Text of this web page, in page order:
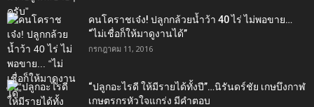
คนโคราชเจ๋ง! ปลูกกล้วยน้ำว้า 40 ไร่ ไม่พอขาย…
“ไม่เชื่อก็ให้มาดูงานได้”‬
กรกฎาคม 11, 2016
“ปลูกอะไรดี ให้มีรายได้ทั้งปี”…นิรันดร์ชัย เกษบึงกาฬ
เกษตรกรหัวใจแกร่ง มีคำตอบ